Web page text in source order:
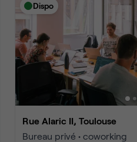
Dispo
Rue Alaric II, Toulouse
Bureau privé • coworking